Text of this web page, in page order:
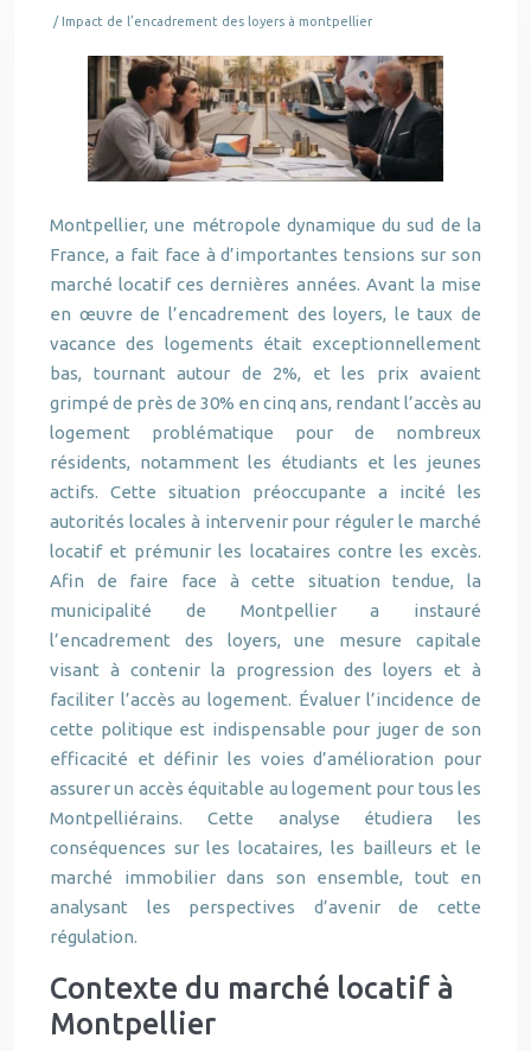
/ Impact de l’encadrement des loyers à montpellier
Montpellier, une métropole dynamique du sud de la
France, a fait face à d’importantes tensions sur son
marché locatif ces dernières années. Avant la mise
en œuvre de l’encadrement des loyers, le taux de
vacance des logements était exceptionnellement
bas, tournant autour de 2%, et les prix avaient
grimpé de près de 30% en cinq ans, rendant l’accès au
logement problématique pour de nombreux
résidents, notamment les étudiants et les jeunes
actifs. Cette situation préoccupante a incité les
autorités locales à intervenir pour réguler le marché
locatif et prémunir les locataires contre les excès.
Afin de faire face à cette situation tendue, la
municipalité de Montpellier a instauré
l’encadrement des loyers, une mesure capitale
visant à contenir la progression des loyers et à
faciliter l’accès au logement. Évaluer l’incidence de
cette politique est indispensable pour juger de son
efficacité et définir les voies d’amélioration pour
assurer un accès équitable au logement pour tous les
Montpelliérains. Cette analyse étudiera les
conséquences sur les locataires, les bailleurs et le
marché immobilier dans son ensemble, tout en
analysant les perspectives d’avenir de cette
régulation.
Contexte du marché locatif à
Montpellier